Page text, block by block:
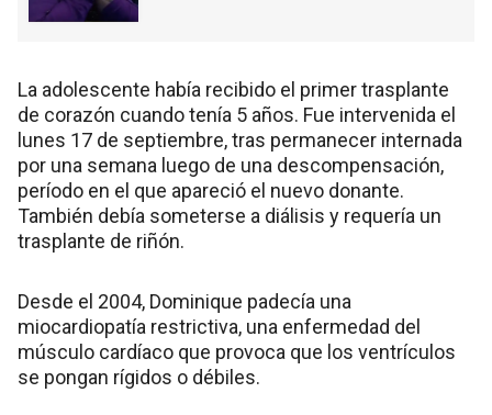
La adolescente había recibido el primer trasplante
de corazón cuando tenía 5 años. Fue intervenida el
lunes 17 de septiembre, tras permanecer internada
por una semana luego de una descompensación,
período en el que apareció el nuevo donante.
También debía someterse a diálisis y requería un
trasplante de riñón.
Desde el 2004, Dominique padecía una
miocardiopatía restrictiva, una enfermedad del
músculo cardíaco que provoca que los ventrículos
se pongan rígidos o débiles.